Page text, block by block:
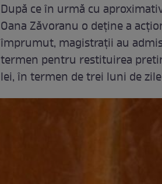
După ce în urmă cu
Oana Zăvoranu o deține a
împrumut, magistrații au
termen pentru restituirea
lei, în termen de trei luni de